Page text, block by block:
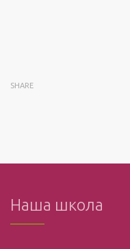
SHARE
Наша школа